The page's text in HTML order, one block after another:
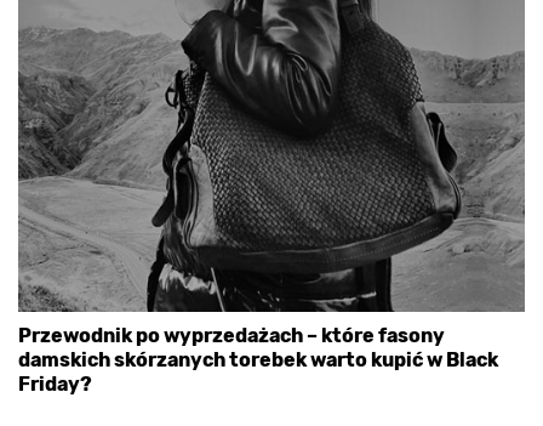
Przewodnik po wyprzedażach – które fasony
damskich skórzanych torebek warto kupić w Black
Friday?